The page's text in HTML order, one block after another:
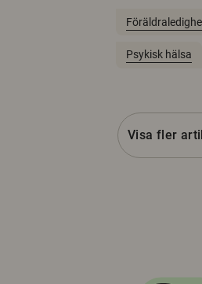
Psykisk hälsa
Visa fler